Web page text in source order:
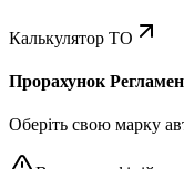
Калькулятор ТО
Прорахунок
Оберіть свою марку